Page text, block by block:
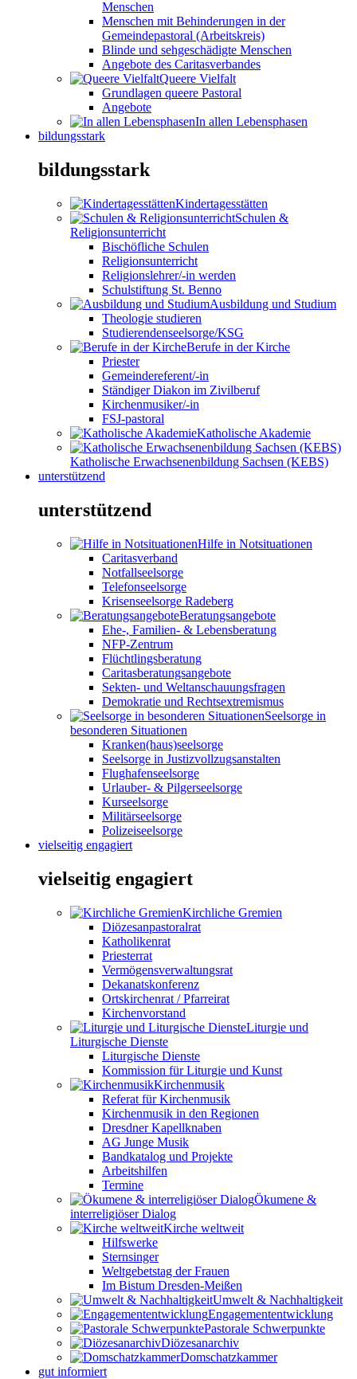
Menschen
Menschen mit Behinderungen in der
Gemeindepastoral (Arbeitskreis)
Blinde und sehgeschädigte Menschen
Angebote des Caritasverbandes
Queere Vielfalt
Grundlagen queere Pastoral
Angebote
In allen Lebensphasen
bildungsstark
bildungsstark
Kindertagesstätten
Schulen &
Religionsunterricht
Bischöfliche Schulen
Religionsunterricht
Religionslehrer/-in werden
Schulstiftung St. Benno
Ausbildung und Studium
Theologie studieren
Studierendenseelsorge/KSG
Berufe in der Kirche
Priester
Gemeindereferent/-in
Ständiger Diakon im Zivilberuf
Kirchenmusiker/-in
FSJ-pastoral
Katholische Akademie
Katholische Erwachsenenbildung Sachsen (KEBS)
unterstützend
unterstützend
Hilfe in Notsituationen
Caritasverband
Notfallseelsorge
Telefonseelsorge
Krisenseelsorge Radeberg
Beratungsangebote
Ehe-, Familien- & Lebensberatung
NFP-Zentrum
Flüchtlingsberatung
Caritasberatungsangebote
Sekten- und Weltanschauungsfragen
Demokratie und Rechtsextremismus
Seelsorge in
besonderen Situationen
Kranken(haus)seelsorge
Seelsorge in Justizvollzugsanstalten
Flughafenseelsorge
Urlauber- & Pilgerseelsorge
Kurseelsorge
Militärseelsorge
Polizeiseelsorge
vielseitig engagiert
vielseitig engagiert
Kirchliche Gremien
Diözesanpastoralrat
Katholikenrat
Priesterrat
Vermögensverwaltungsrat
Dekanatskonferenz
Ortskirchenrat / Pfarreirat
Kirchenvorstand
Liturgie und
Liturgische Dienste
Liturgische Dienste
Kommission für Liturgie und Kunst
Kirchenmusik
Referat für Kirchenmusik
Kirchenmusik in den Regionen
Dresdner Kapellknaben
AG Junge Musik
Bandkatalog und Projekte
Arbeitshilfen
Termine
Ökumene &
interreligiöser Dialog
Kirche weltweit
Hilfswerke
Sternsinger
Weltgebetstag der Frauen
Im Bistum Dresden-Meißen
Umwelt & Nachhaltigkeit
Engagemententwicklung
Pastorale Schwerpunkte
Diözesanarchiv
Domschatzkammer
gut informiert